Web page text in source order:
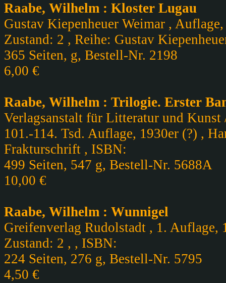
Raabe, Wilhelm : Kloster Lugau
Gustav Kiepenheuer Weimar ,
Zustand: 2 , Reihe: Gustav
365 Seiten, g, Bestell-Nr. 2198
6,00 €
Raabe, Wilhelm : Trilogie. Erster
Verlagsanstalt für Litteratur und
101.-114. Tsd. Auflage, 1930er (?) ,
Frakturschrift , ISBN:
499 Seiten, 547 g, Bestell-Nr. 5688A
10,00 €
Raabe, Wilhelm : Wunnigel
Greifenverlag Rudolstadt , 1. Auflage,
Zustand: 2 , , ISBN:
224 Seiten, 276 g, Bestell-Nr. 5795
4,50 €